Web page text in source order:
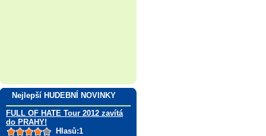
Nejlepší HUDEBNÍ NOVINKY
FULL OF HATE Tour 2012 zavítá
do PRAHY!
Hlasů:1